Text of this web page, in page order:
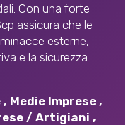
Con una forte
assicura che le
esterne,
e la sicurezza
, Medie Imprese ,
/ Artigiani ,